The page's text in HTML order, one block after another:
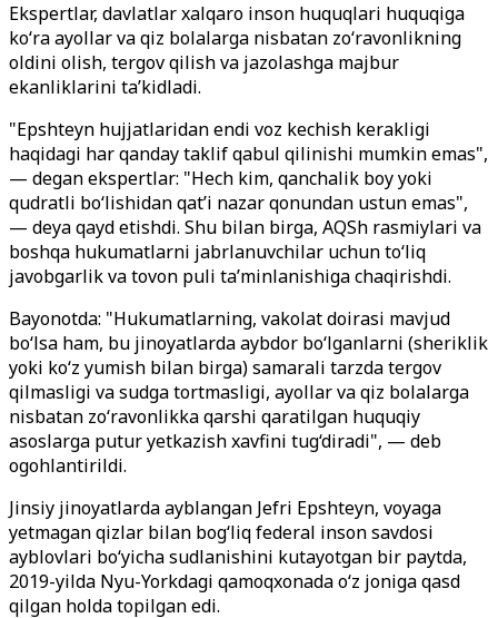
Ekspertlar, davlatlar xalqaro inson huquqlari huquqiga
ko‘ra ayollar va qiz bolalarga nisbatan zo‘ravonlikning
oldini olish, tergov qilish va jazolashga majbur
ekanliklarini ta’kidladi.
"Epshteyn hujjatlaridan endi voz kechish kerakligi
haqidagi har qanday taklif qabul qilinishi mumkin emas",
— degan ekspertlar: "Hech kim, qanchalik boy yoki
qudratli bo‘lishidan qat’i nazar qonundan ustun emas",
— deya qayd etishdi. Shu bilan birga, AQSh rasmiylari va
boshqa hukumatlarni jabrlanuvchilar uchun to‘liq
javobgarlik va tovon puli ta’minlanishiga chaqirishdi.
Bayonotda: "Hukumatlarning, vakolat doirasi mavjud
bo‘lsa ham, bu jinoyatlarda aybdor bo‘lganlarni (sheriklik
yoki ko‘z yumish bilan birga) samarali tarzda tergov
qilmasligi va sudga tortmasligi, ayollar va qiz bolalarga
nisbatan zo‘ravonlikka qarshi qaratilgan huquqiy
asoslarga putur yetkazish xavfini tug‘diradi", — deb
ogohlantirildi.
Jinsiy jinoyatlarda ayblangan Jefri Epshteyn, voyaga
yetmagan qizlar bilan bog‘liq federal inson savdosi
ayblovlari bo‘yicha sudlanishini kutayotgan bir paytda,
2019-yilda Nyu-Yorkdagi qamoqxonada o‘z joniga qasd
qilgan holda topilgan edi.